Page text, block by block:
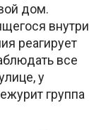
дом.
внутри
реагирует
все
у
группа